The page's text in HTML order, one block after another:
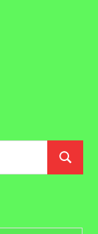
Suchen